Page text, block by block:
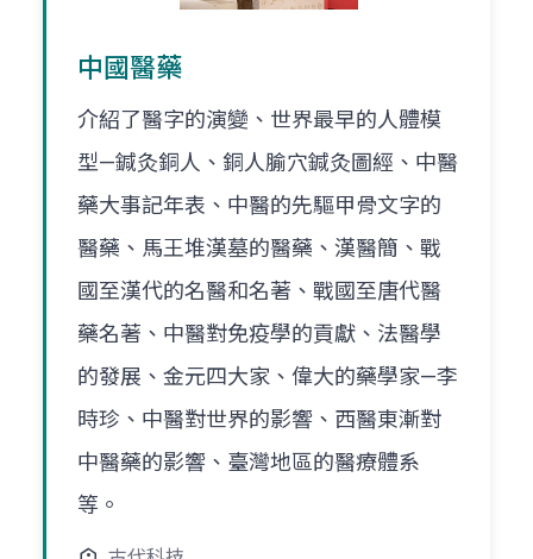
中國醫藥
介紹了醫字的演變、世界最早的人體模
型—鍼灸銅人、銅人腧穴鍼灸圖經、中醫
藥大事記年表、中醫的先驅甲骨文字的
醫藥、馬王堆漢墓的醫藥、漢醫簡、戰
國至漢代的名醫和名著、戰國至唐代醫
藥名著、中醫對免疫學的貢獻、法醫學
的發展、金元四大家、偉大的藥學家—李
時珍、中醫對世界的影響、西醫東漸對
中醫藥的影響、臺灣地區的醫療體系
等。